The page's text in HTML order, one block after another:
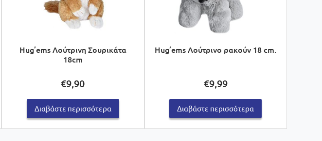
Hug’ems Λούτρινη Σουρικάτα
18cm
€9,90
Διαβάστε περισσότερα
Hug’ems Λούτρινο ρακούν 18 cm.
€9,99
Διαβάστε περισσότερα